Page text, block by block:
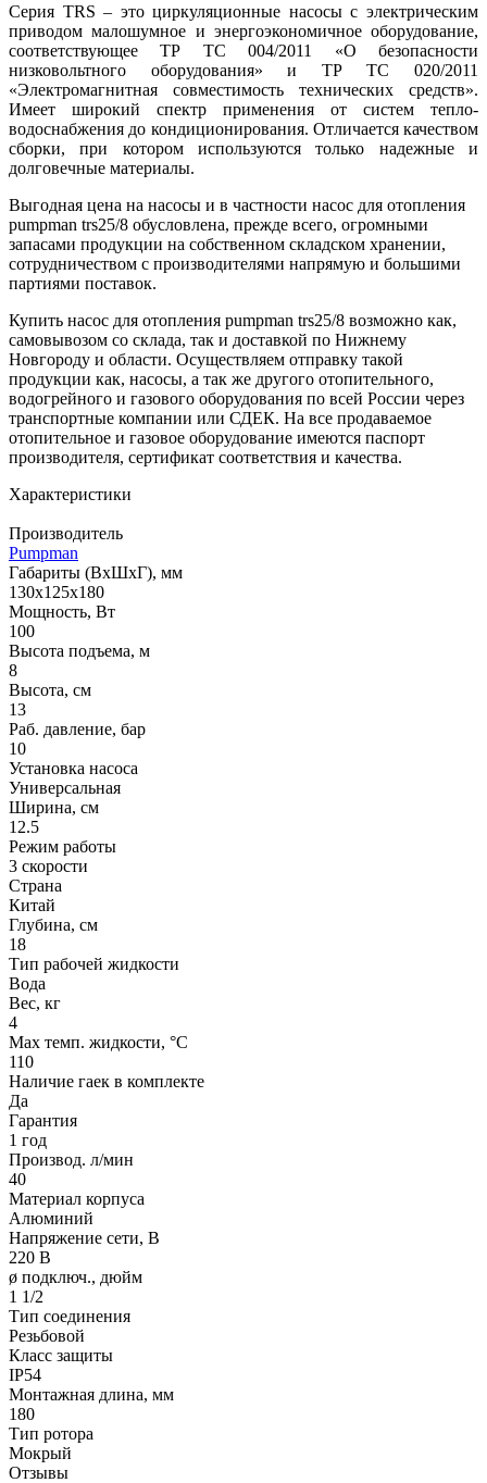
Серия TRS – это циркуляционные насосы с электрическим
приводом малошумное и энергоэкономичное оборудование,
соответствующее ТР ТС 004/2011 «О безопасности
низковольтного оборудования» и ТР ТС 020/2011
«Электромагнитная совместимость технических средств».
Имеет широкий спектр применения от систем тепло-
водоснабжения до кондиционирования. Отличается качеством
сборки, при котором используются только надежные и
долговечные материалы.
Выгодная цена на насосы и в частности насос для отопления
pumpman trs25/8 обусловлена, прежде всего, огромными
запасами продукции на собственном складском хранении,
сотрудничеством с производителями напрямую и большими
партиями поставок.
Купить насос для отопления pumpman trs25/8 возможно как,
самовывозом со склада, так и доставкой по Нижнему
Новгороду и области. Осуществляем отправку такой
продукции как, насосы, а так же другого отопительного,
водогрейного и газового оборудования по всей России через
транспортные компании или СДЕК. На все продаваемое
отопительное и газовое оборудование имеются паспорт
производителя, сертификат соответствия и качества.
Характеристики
Производитель
Pumpman
Габариты (ВхШхГ), мм
130х125х180
Мощность, Вт
100
Высота подъема, м
8
Высота, см
13
Раб. давление, бар
10
Установка насоса
Универсальная
Ширина, см
12.5
Режим работы
3 скорости
Страна
Китай
Глубина, см
18
Тип рабочей жидкости
Вода
Вес, кг
4
Max темп. жидкости, °С
110
Наличие гаек в комплекте
Да
Гарантия
1 год
Производ. л/мин
40
Материал корпуса
Алюминий
Напряжение сети, В
220 В
ø подключ., дюйм
1 1/2
Тип соединения
Резьбовой
Класс защиты
IP54
Монтажная длина, мм
180
Тип ротора
Мокрый
Отзывы